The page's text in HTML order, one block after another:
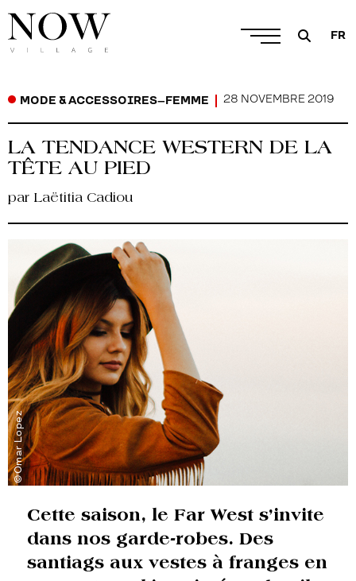
FR
MODE & ACCESSOIRES– FEMME 28 NOVEMBRE 2019
LA TENDANCE WESTERN DE LA
TÊTE AU PIED
par Laëtitia Cadiou
©Omar Lopez
Cette saison, le Far West s’invite
dans nos garde-robes. Des
santiags aux vestes à franges en